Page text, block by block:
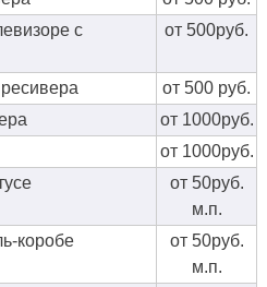
с
от 500руб.
от 500 руб.
от 1000руб.
от 1000руб.
от 50руб.
м.п.
коробе
от 50руб.
м.п.